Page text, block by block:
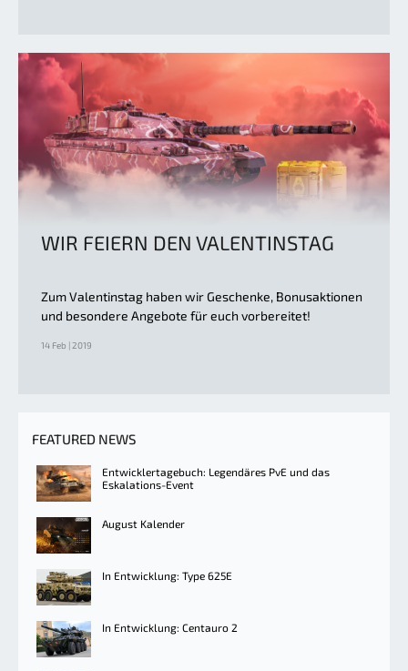
WIR FEIERN DEN VALENTINSTAG
Zum Valentinstag haben wir Geschenke, Bonusaktionen
und besondere Angebote für euch vorbereitet!
14 Feb | 2019
FEATURED NEWS
Entwicklertagebuch: Legendäres PvE und das
Eskalations-Event
August Kalender
In Entwicklung: Type 625E
In Entwicklung: Centauro 2